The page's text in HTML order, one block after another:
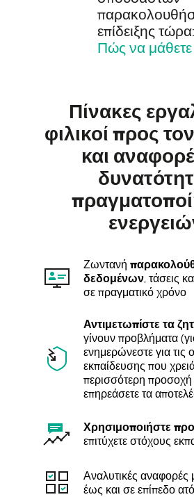
επίδειξης τώρα:
Πώς να
Πίνακες
φιλικοί προς
και
Ζωντανή
δεδομένων , τάσεις
σε πραγματικό χρόνο
Αντιμετωπίστε τα
γίνουν προβλήματα
ενημερώνεστε για τις
εκπαίδευσης που
περισσότερη προσοχή
επηρεάσετε τα
Χρησιμοποιήστε
επιτύχετε στόχους
Αναλυτικές αναφορές
έως και σε επίπεδο